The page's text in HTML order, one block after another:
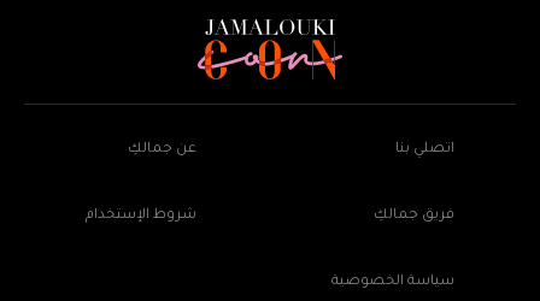
اتصلي بنا عن جمالكِ
فريق جمالكِ شروط الإستخدام
سياسة الخصوصية